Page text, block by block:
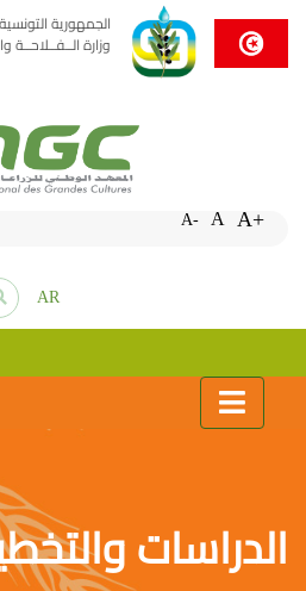
الجمهورية التونسية
وزارة
A- A A+
AR
الدراسات